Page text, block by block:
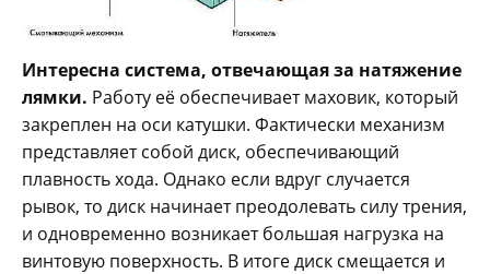
Интересна система, отвечающая за натяжение
лямки. Работу её обеспечивает маховик, который
закреплен на оси катушки. Фактически механизм
представляет собой диск, обеспечивающий
плавность хода. Однако если вдруг случается
рывок, то диск начинает преодолевать силу трения,
и одновременно возникает большая нагрузка на
винтовую поверхность. В итоге диск смещается и